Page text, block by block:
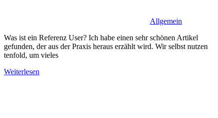
Allgemein
Was ist ein Referenz User? Ich habe einen sehr schönen Artikel
gefunden, der aus der Praxis heraus erzählt wird. Wir selbst nutzen
tenfold, um vieles
Weiterlesen